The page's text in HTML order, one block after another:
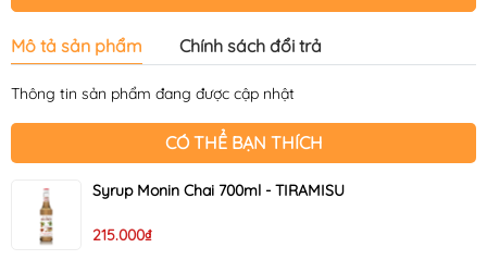
Mô tả sản phẩm Chính sách đổi trả
Thông tin sản phẩm đang được cập nhật
CÓ THỂ BẠN THÍCH
Syrup Monin Chai 700ml - TIRAMISU
215.000₫